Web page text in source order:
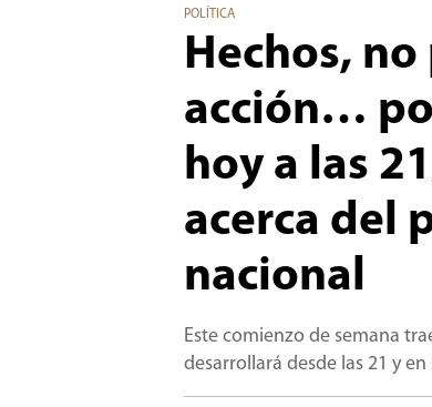
POLÍTICA
Hechos,
acción…
hoy a las
acerca del
nacional
Este comienzo de semana
desarrollará desde las 21 y